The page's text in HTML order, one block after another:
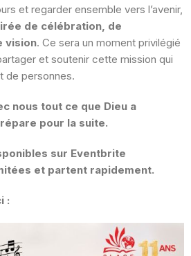
et regarder ensemble vers l’avenir,
de célébration, de
vision. Ce sera un moment privilégié
et soutenir cette mission qui
de personnes.
nous tout ce que Dieu a
pour la suite.
sur Eventbrite
et partent rapidement.
: